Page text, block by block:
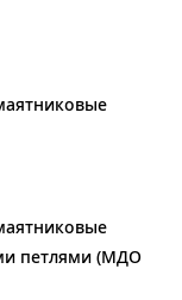
петлями (МДО